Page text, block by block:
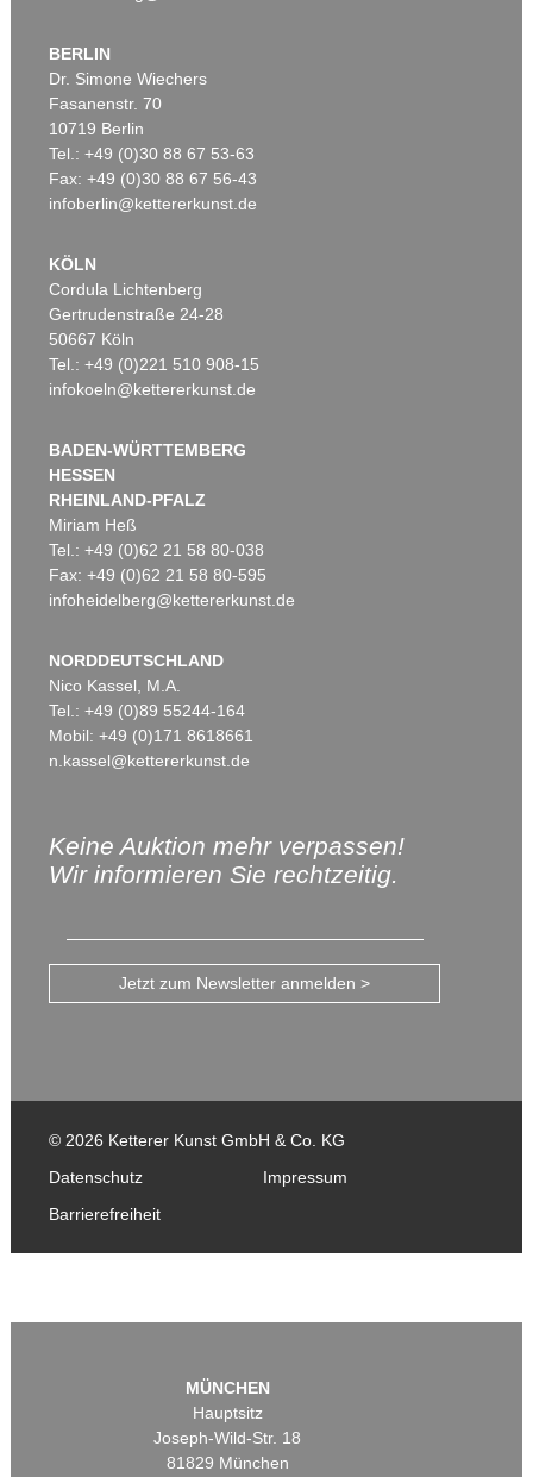
BERLIN
Dr. Simone Wiechers
Fasanenstr. 70
10719 Berlin
Tel.: +49 (0)30 88 67 53-63
Fax: +49 (0)30 88 67 56-43
infoberlin@kettererkunst.de
KÖLN
Cordula Lichtenberg
Gertrudenstraße 24-28
50667 Köln
Tel.: +49 (0)221 510 908-15
infokoeln@kettererkunst.de
BADEN-WÜRTTEMBERG
HESSEN
RHEINLAND-PFALZ
Miriam Heß
Tel.: +49 (0)62 21 58 80-038
Fax: +49 (0)62 21 58 80-595
infoheidelberg@kettererkunst.de
NORDDEUTSCHLAND
Nico Kassel, M.A.
Tel.: +49 (0)89 55244-164
Mobil: +49 (0)171 8618661
n.kassel@kettererkunst.de
Keine Auktion mehr verpassen!
Wir informieren Sie rechtzeitig.
Jetzt zum Newsletter anmelden >
© 2026 Ketterer Kunst GmbH & Co. KG
Datenschutz
Impressum
Barrierefreiheit
MÜNCHEN
Hauptsitz
Joseph-Wild-Str. 18
81829 München